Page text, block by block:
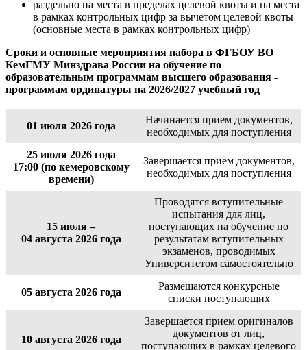
раздельно на места в пределах целевой квоты и на места
в рамках контрольных цифр за вычетом целевой квоты
(основные места в рамках контрольных цифр)
Сроки и основные мероприятия набора в ФГБОУ ВО
КемГМУ Минздрава России на обучение по
образовательным программам высшего образования -
программам ординатуры на 2026/2027 учебный год
01 июля 2026 года
Начинается прием документов,
необходимых для поступления
25 июля 2026 года
17:00 (по кемеровскому
времени)
Завершается прием документов,
необходимых для поступления
15 июля –
04 августа 2026 года
Проводятся вступительные
испытания для лиц,
поступающих на обучение по
результатам вступительных
экзаменов, проводимых
Университетом самостоятельно
05 августа 2026 года
Размещаются конкурсные
списки поступающих
10 августа 2026 года
Завершается прием оригиналов
документов от лиц,
поступающих в рамках целевого